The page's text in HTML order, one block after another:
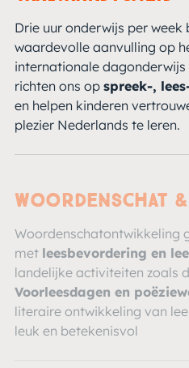
Drie uur onderwijs per week
waardevolle aanvulling op
internationale dagonderwijs
richten ons op spreek-,
en helpen kinderen
plezier Nederlands te leren.
Woordenschat
Woordenschatontwikkeling
met leesbevordering en
landelijke activiteiten zoals
Voorleesdagen en
literaire ontwikkeling van
leuk en betekenisvol